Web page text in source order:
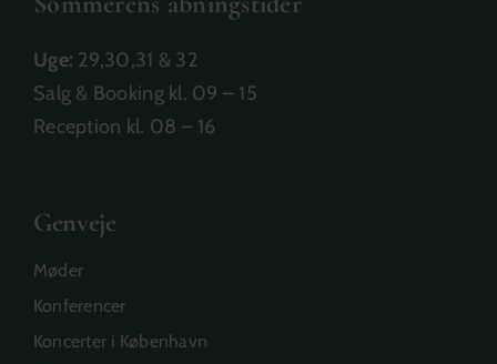
Uge: 29,30,31 & 32
Salg & Booking kl. 09 – 15
Reception kl. 08 – 16
Genveje
Møder
Konferencer
Koncerter i København